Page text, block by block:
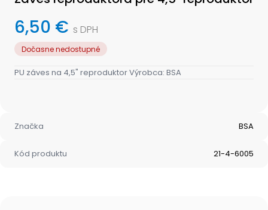
6,50 € s DPH
Dočasne nedostupné
PU záves na 4,5" reproduktor Výrobca: BSA
Značka BSA
Kód produktu 21-4-6005